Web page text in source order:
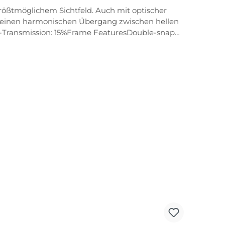
Sichtfeld. Auch mit optischer
harmonischen Übergang zwischen hellen
der Bügel vom Rahmen. Er kann sofort und